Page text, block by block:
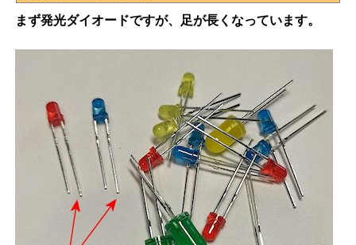
まず発光ダイオードですが、足が長くなっています。